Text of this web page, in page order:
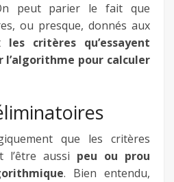
peut parier le fait que
ou presque, donnés aux
les critères qu’essayent
l’algorithme pour calculer
que les critères
l’être aussi peu ou prou
. Bien entendu,